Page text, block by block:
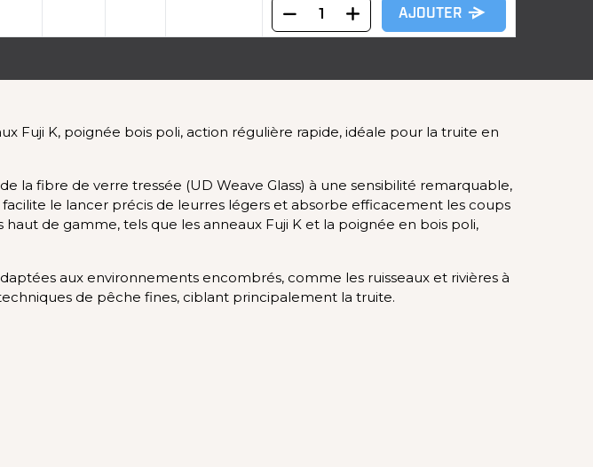
AJOUTER
Fuji K, poignée bois poli, action régulière rapide, idéale pour la truite en
la fibre de verre tressée (UD Weave Glass) à une sensibilité remarquable,
le lancer précis de leurres légers et absorbe efficacement les coups
de gamme, tels que les anneaux Fuji K et la poignée en bois poli,
aux environnements encombrés, comme les ruisseaux et rivières à
de pêche fines, ciblant principalement la truite.